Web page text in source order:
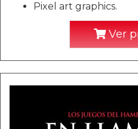
Pixel art graphics.
Ver